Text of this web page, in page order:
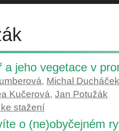
a jeho vegetace v
, Michal Ducháček
Kučerová, Jan Potužák
stažení
o (ne)obyčejném